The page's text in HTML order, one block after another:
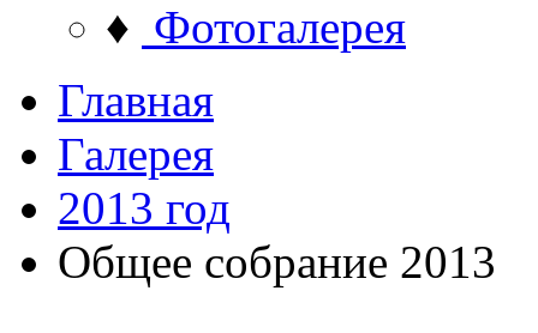
♦ Фотогалерея
Главная
Галерея
2013 год
Общее собрание 2013